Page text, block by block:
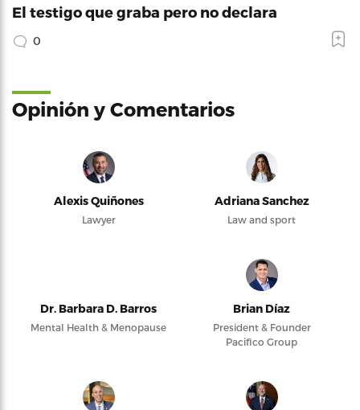
El testigo que graba pero no declara
0
Opinión y Comentarios
Alexis Quiñones
Lawyer
Adriana Sanchez
Law and sport
Dr. Barbara D. Barros
Mental Health & Menopause
Brian Díaz
President & Founder
Pacifico Group